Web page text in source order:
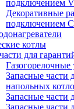
подключением
Декоративные
подключением
котлы
для
Газогорелочные
Запасные части
напольных
Запасные части